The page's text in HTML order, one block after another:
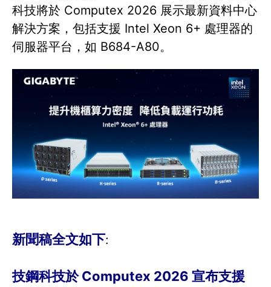
科技將於 Computex 2026 展示最新資料中心
解決方案，包括支援 Intel Xeon 6+ 處理器的
伺服器平台，如 B684-A80。
新聞稿全文如下:
技鋼科技於 Computex 2026 宣布支援